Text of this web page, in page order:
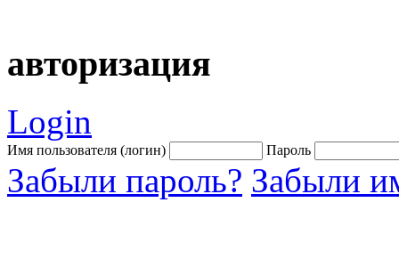
авторизация
Login
Имя пользователя (логин) Пароль
Забыли пароль? Забыли